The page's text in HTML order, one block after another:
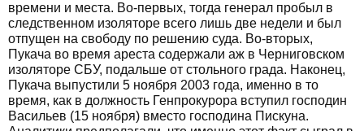
времени и места. Во-первых, тогда генерал пробыл в
следственном изоляторе всего лишь две недели и был
отпущен на свободу по решению суда. Во-вторых,
Пукача во время ареста содержали аж в Черниговском
изоляторе СБУ, подальше от стольного града. Наконец,
Пукача выпустили 5 ноября 2003 года, именно в то
время, как в должность Генпрокурора вступил господин
Васильев (15 ноября) вместо господина Пискуна.